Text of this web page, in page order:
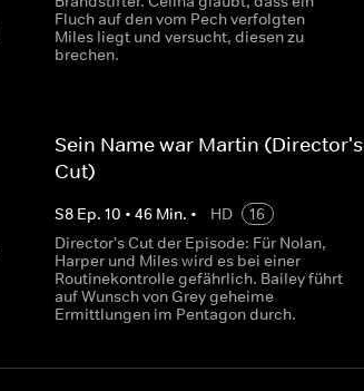
Fluch auf den vom Pech verfolgten
Miles liegt und versucht, diesen zu
brechen.
Sein Name war Martin (Director's
Cut)
S8 Ep.10 •46 Min. • HD
16
Director's Cut der Episode: Für Nolan,
Harper und Miles wird es bei einer
Routinekontrolle gefährlich. Bailey führt
auf Wunsch von Grey geheime
Ermittlungen im Pentagon durch.